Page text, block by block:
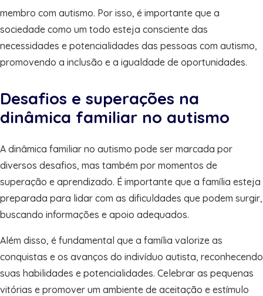
membro com autismo. Por isso, é importante que a
sociedade como um todo esteja consciente das
necessidades e potencialidades das pessoas com autismo,
promovendo a inclusão e a igualdade de oportunidades.
Desafios e superações na
dinâmica familiar no autismo
A dinâmica familiar no autismo pode ser marcada por
diversos desafios, mas também por momentos de
superação e aprendizado. É importante que a família esteja
preparada para lidar com as dificuldades que podem surgir,
buscando informações e apoio adequados.
Além disso, é fundamental que a família valorize as
conquistas e os avanços do indivíduo autista, reconhecendo
suas habilidades e potencialidades. Celebrar as pequenas
vitórias e promover um ambiente de aceitação e estímulo